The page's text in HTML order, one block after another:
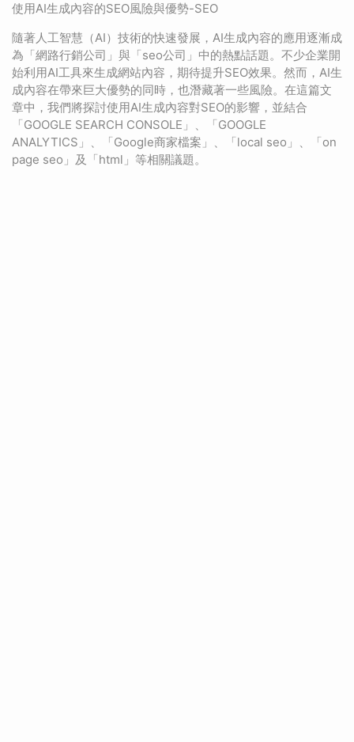
使用AI生成內容的SEO風險與優勢-SEO
隨著人工智慧（AI）技術的快速發展，AI生成內容的應用逐漸成
為「網路行銷公司」與「seo公司」中的熱點話題。不少企業開
始利用AI工具來生成網站內容，期待提升SEO效果。然而，AI生
成內容在帶來巨大優勢的同時，也潛藏著一些風險。在這篇文
章中，我們將探討使用AI生成內容對SEO的影響，並結合
「GOOGLE SEARCH CONSOLE」、「GOOGLE
ANALYTICS」、「Google商家檔案」、「local seo」、「on
page seo」及「html」等相關議題。